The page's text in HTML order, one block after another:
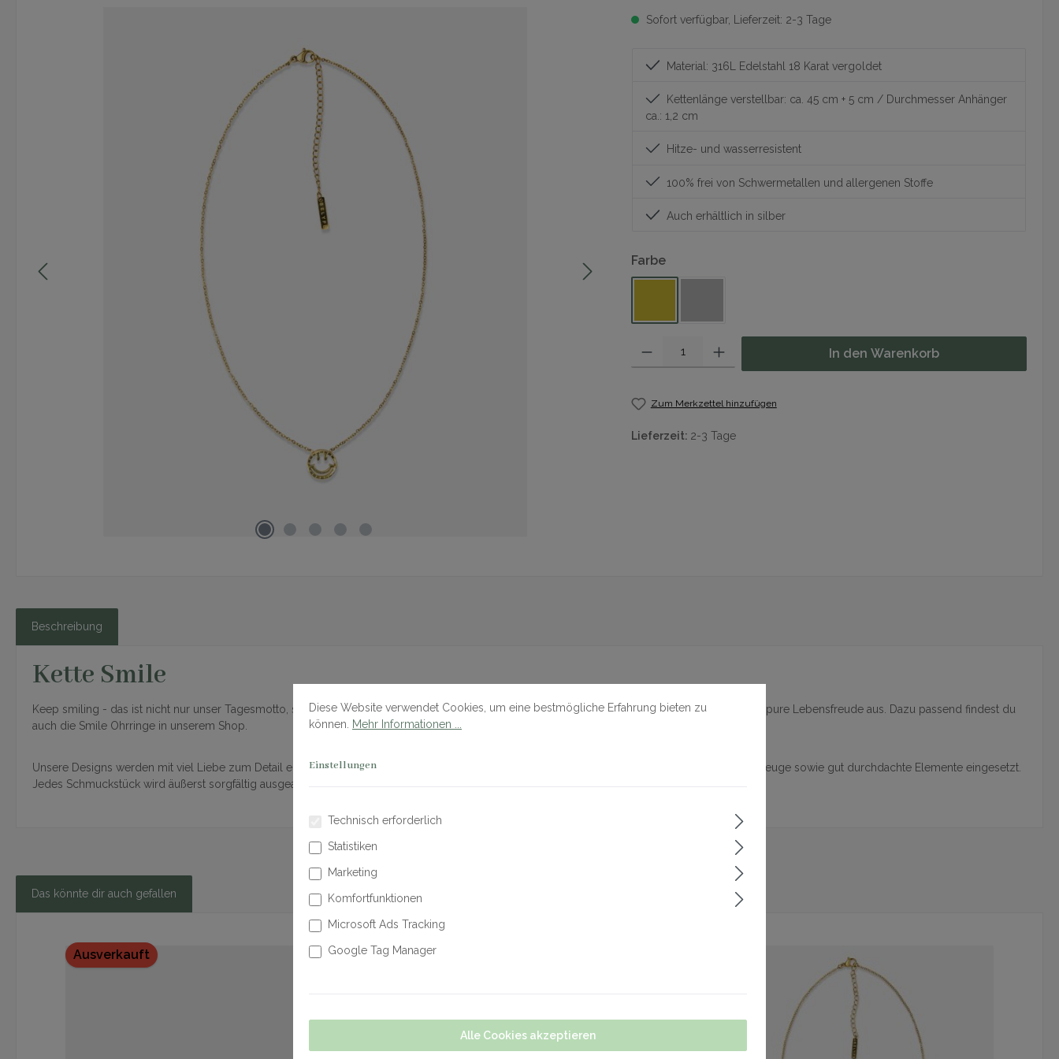
Sofort verfügbar, Lieferzeit: 2-3 Tage
Material: 316L Edelstahl 18 Karat vergoldet
Kettenlänge verstellbar: ca. 45 cm + 5 cm / Durchmesser Anhänger
ca.: 1,2 cm
Hitze- und wasserresistent
100% frei von Schwermetallen und allergenen Stoffe
Auch erhältlich in silber
Farbeauswählen
Produkt Anzahl: Gib den gewünschten Wert ein oder benutze die Schaltflächen
In den Warenkorb
Zum Merkzettel hinzufügen
Lieferzeit: 2-3 Tage
Beschreibung
Kette Smile
Keep smiling - das ist nicht nur unser Tagesmotto, sondern sollte auch von dir ausgestrahlt werden. Die süße Smile Kette ist niedlich und strahlt pure Lebensfreude aus. Dazu passend findest du
auch die Smile Ohrringe in unserem Shop.
Unsere Designs werden mit viel Liebe zum Detail entworfen. Dabei werden für alle Schmuckstücke ausgewählte Materialien, hochwertige Werkzeuge sowie gut durchdachte Elemente eingesetzt.
Jedes Schmuckstück wird äußerst sorgfältig ausgearbeitet, geprüft und von unserem Team ausgewählt.
Das könnte dir auch gefallen
Ausverkauft
Diese Website verwendet Cookies, um eine bestmögliche Erfahrung bieten zu
können.
Mehr Informationen ...
Einstellungen
Technisch erforderlich
Statistiken
Marketing
Komfortfunktionen
Microsoft Ads Tracking
Google Tag Manager
Alle Cookies akzeptieren